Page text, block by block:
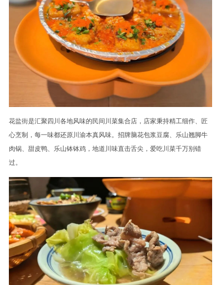
花盐街是汇聚四川各地风味的民间川菜集合店，店家秉持精工细作、匠
心烹制，每一味都还原川渝本真风味。招牌脑花包浆豆腐、乐山翘脚牛
肉锅、甜皮鸭、乐山钵钵鸡，地道川味直击舌尖，爱吃川菜千万别错
过。